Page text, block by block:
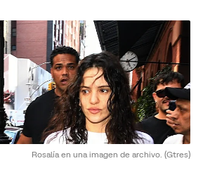
Rosalía en una imagen de archivo. (Gtres)